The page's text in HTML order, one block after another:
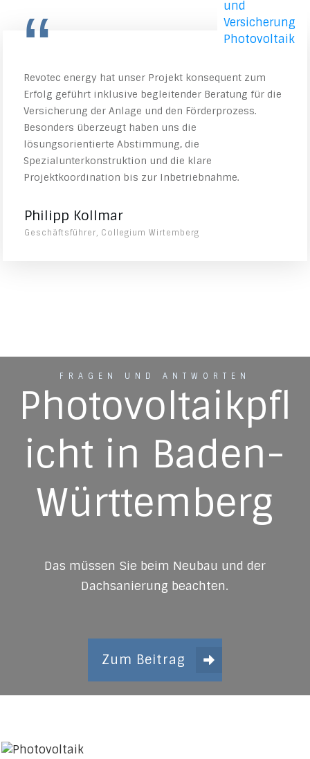
“
Revotec energy hat unser Projekt konsequent zum
Erfolg geführt inklusive begleitender Beratung für die
Versicherung der Anlage und den Förderprozess.
Besonders überzeugt haben uns die
lösungsorientierte Abstimmung, die
Spezialunterkonstruktion und die klare
Projektkoordination bis zur Inbetriebnahme.
Philipp Kollmar
Geschäftsführer, Collegium Wirtemberg
FRAGEN UND ANTWORTEN
Photovoltaikpfl
icht in Baden-
Württemberg
Das müssen Sie beim Neubau und der
Dachsanierung beachten.
Zum Beitrag